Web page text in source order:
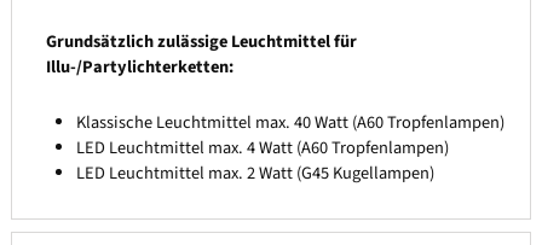
Grundsätzlich zulässige Leuchtmittel für
Illu-/Partylichterketten:
Klassische Leuchtmittel max. 40 Watt (A60 Tropfenlampen)
LED Leuchtmittel max. 4 Watt (A60 Tropfenlampen)
LED Leuchtmittel max. 2 Watt (G45 Kugellampen)